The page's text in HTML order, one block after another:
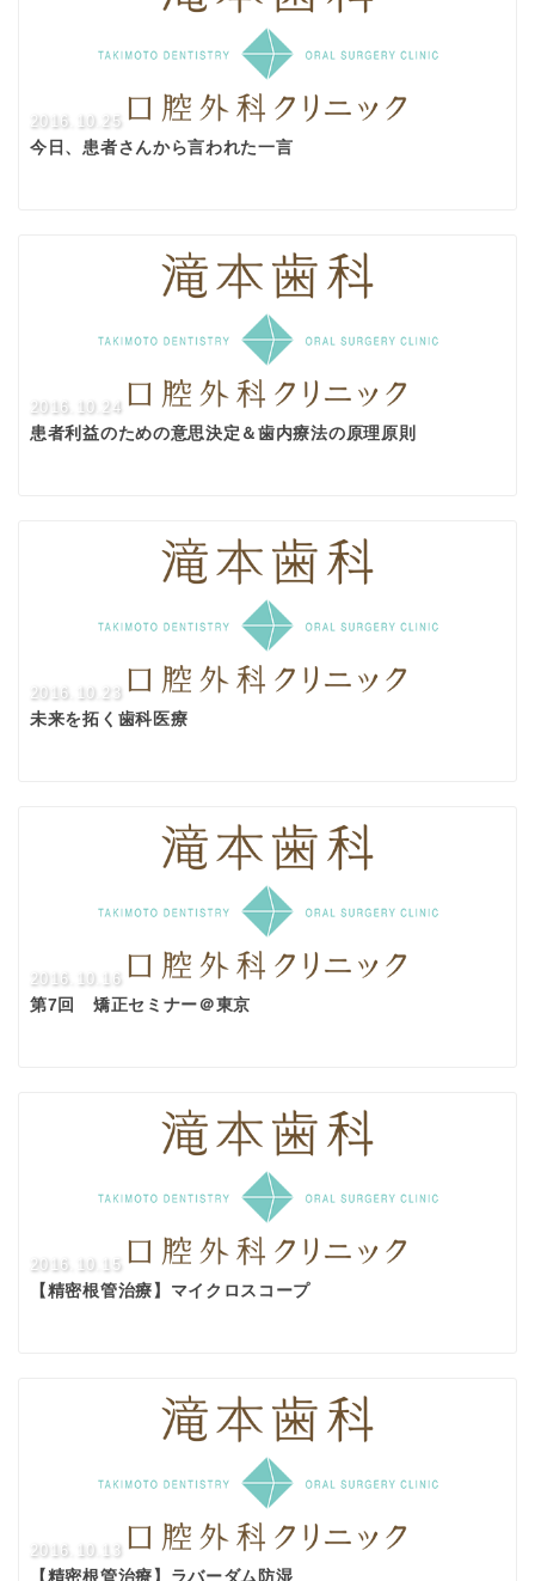
2016.10.25
今日、患者さんから言われた一言
2016.10.24
患者利益のための意思決定＆歯内療法の原理原則
2016.10.23
未来を拓く歯科医療
2016.10.16
第7回 矯正セミナー＠東京
2016.10.15
【精密根管治療】マイクロスコープ
2016.10.13
【精密根管治療】ラバーダム防湿